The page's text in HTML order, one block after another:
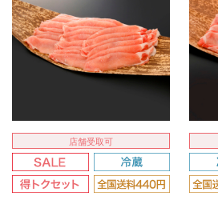
店舗受取可